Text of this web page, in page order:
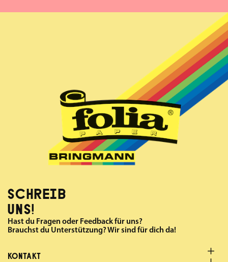
SCHREIB
UNS!
Hast du Fragen oder Feedback für uns?
Brauchst du Unterstützung? Wir sind für dich da!
KONTAKT